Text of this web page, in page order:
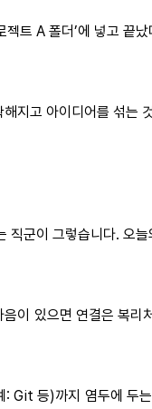
트 A 폴더’에 넣고 끝
지고 아이디어를 섞는
군이 그렇습니다. 오
이 있으면 연결은 복리
Git 등)까지 염두에 두